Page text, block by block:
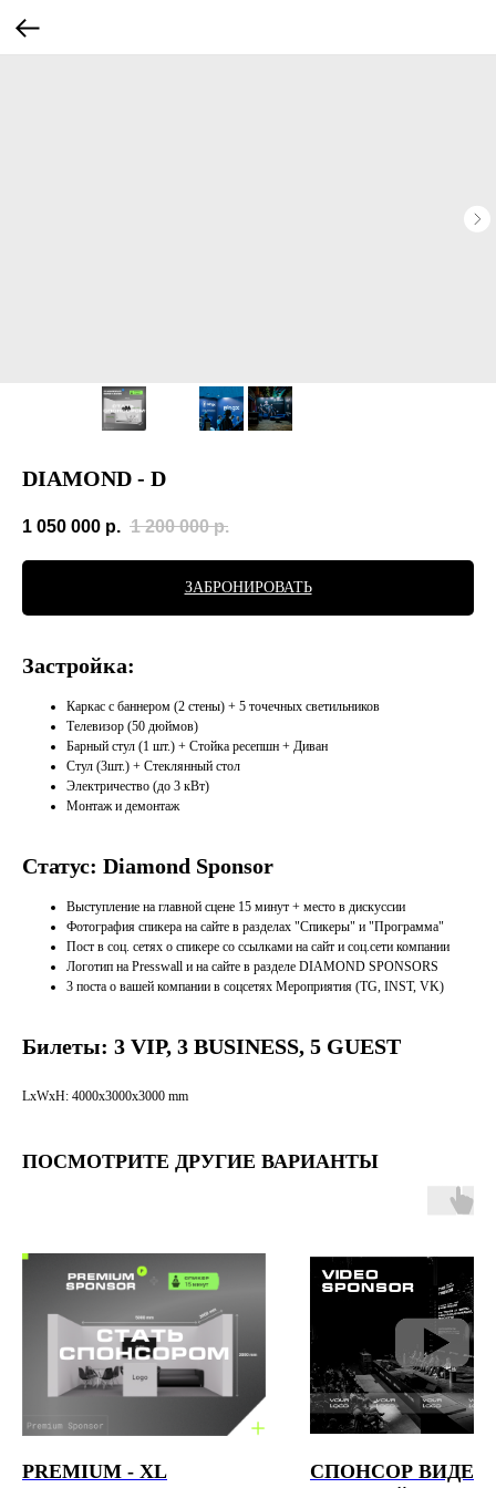
DIAMOND - D
1 050 000 р. 1 200 000 р.
ЗАБРОНИРОВАТЬ
Застройка:
Каркас с баннером (2 стены) + 5 точечных светильников
Телевизор (50 дюймов)
Барный стул (1 шт.) + Стойка ресепшн + Диван
Стул (3шт.) + Стеклянный стол
Электричество (до 3 кВт)
Монтаж и демонтаж
Статус: Diamond Sponsor
Выступление на главной сцене 15 минут + место в дискуссии
Фотография спикера на сайте в разделах "Спикеры" и "Программа"
Пост в соц. сетях о спикере со ссылками на сайт и соц.сети компании
Логотип на Presswall и на сайте в разделе DIAMOND SPONSORS
3 поста о вашей компании в соцсетях Мероприятия (TG, INST, VK)
Билеты: 3 VIP, 3 BUSINESS, 5 GUEST
LxWxH: 4000x3000x3000 mm
ПОСМОТРИТЕ ДРУГИЕ ВАРИАНТЫ
PREMIUM - XL
СПОНСОР ВИДЕО